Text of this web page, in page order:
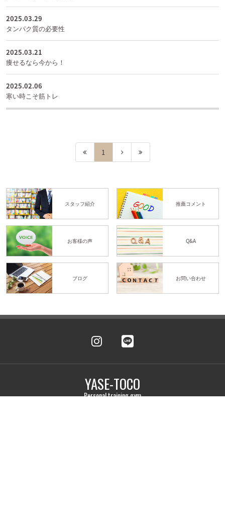
2025.03.29
タンパク質の必要性
2025.03.21
痩せるなら今から！
2025.02.06
寒い時こそ筋トレ
1
スタッフ紹介 推薦コメント
お客様の声 Q&A
ブログ お問い合わせ
YASE-TOCO
Personal training gym